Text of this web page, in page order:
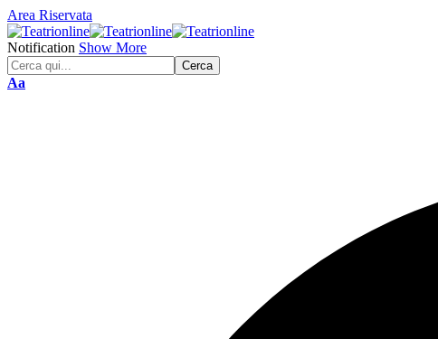
Area Riservata
Notification Show More
Font
Aa